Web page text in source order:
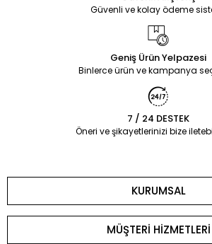
Güvenli ve kolay ödeme
Geniş Ürün Yelpazesi
Binlerce ürün ve kampanya
7 / 24 DESTEK
Öneri ve şikayetlerinizi bize
KURUMSAL
MÜŞTERİ HİZMETLERİ